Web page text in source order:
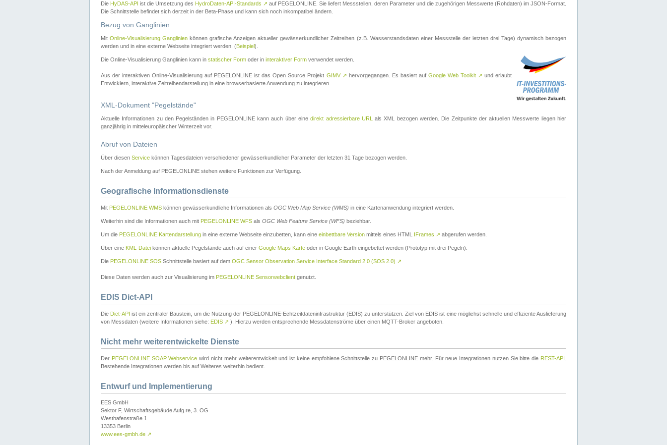
Die HyDAS-API ist die Umsetzung des HydroDaten-API-Standards ↗ auf PEGELONLINE. Sie liefert Messstellen, deren Parameter und die zugehörigen Messwerte (Rohdaten) im JSON-Format.
Die Schnittstelle befindet sich derzeit in der Beta-Phase und kann sich noch inkompatibel ändern.
Bezug von Ganglinien
MitOnline-Visualisierung Ganglinien können grafische Anzeigen aktueller gewässerkundlicher Zeitreihen (z.B. Wasserstandsdaten einer Messstelle der letzten drei Tage) dynamisch bezogen
werden und in eine externe Webseite integriert werden. (Beispiel).
Die Online-Visualisierung Ganglinien kann in statischer Form oder in interaktiver Form verwendet werden.
Aus der interaktiven Online-Visualisierung auf PEGELONLINE ist das Open Source Projekt GIMV ↗ hervorgegangen. Es basiert auf Google Web Toolkit ↗ und erlaubt
Entwicklern, interaktive Zeitreihendarstellung in eine browserbasierte Anwendung zu integrieren.
XML-Dokument "Pegelstände"
Aktuelle Informationen zu den Pegelständen in PEGELONLINE kann auch über einedirekt adressierbare URL
als XML bezogen werden. Die Zeitpunkte der aktuellen Messwerte liegen hier
ganzjährig in mitteleuropäischer Winterzeit vor.
Abruf von Dateien
Über diesen Service können Tagesdateien verschiedener gewässerkundlicher Parameter der letzten 31 Tage bezogen werden.
Nach der Anmeldung auf PEGELONLINE stehen weitere Funktionen zur Verfügung.
Geografische Informationsdienste
Mit PEGELONLINE WMS können gewässerkundliche Informationen als OGC Web Map Service (WMS) in eine Kartenanwendung integriert werden.
Weiterhin sind die Informationen auch mit PEGELONLINE WFS als OGC Web Feature Service (WFS) beziehbar.
Um die PEGELONLINE Kartendarstellung in eine externe Webseite einzubetten, kann eine einbettbare Version mittels eines HTML IFrames ↗ abgerufen werden.
Über eine KML-Datei können aktuelle Pegelstände auch auf einer Google Maps Karte oder in Google Earth eingebettet werden (Prototyp mit drei Pegeln).
Die PEGELONLINE SOS Schnittstelle basiert auf dem OGC Sensor Observation Service Interface Standard 2.0 (SOS 2.0) ↗
Diese Daten werden auch zur Visualisierung im PEGELONLINE Sensorwebclient genutzt.
EDIS Dict-API
Die Dict-API ist ein zentraler Baustein, um die Nutzung der PEGELONLINE-Echtzeitdateninfrastruktur (EDIS) zu unterstützen. Ziel von EDIS ist eine möglichst schnelle und effiziente Auslieferung
von Messdaten (weitere Informationen siehe: EDIS ↗ ). Hierzu werden entsprechende Messdatenströme über einen MQTT-Broker angeboten.
Nicht mehr weiterentwickelte Dienste
Der PEGELONLINE SOAP Webservice wird nicht mehr weiterentwickelt und ist keine empfohlene Schnittstelle zu PEGELONLINE mehr. Für neue Integrationen nutzen Sie bitte die REST-API
Bestehende Integrationen werden bis auf Weiteres weiterhin bedient.
Entwurf und Implementierung
EES GmbH
Sektor F, Wirtschaftsgebäude Aufg.re, 3. OG
Westhafenstraße 1
13353 Berlin
www.ees-gmbh.de ↗